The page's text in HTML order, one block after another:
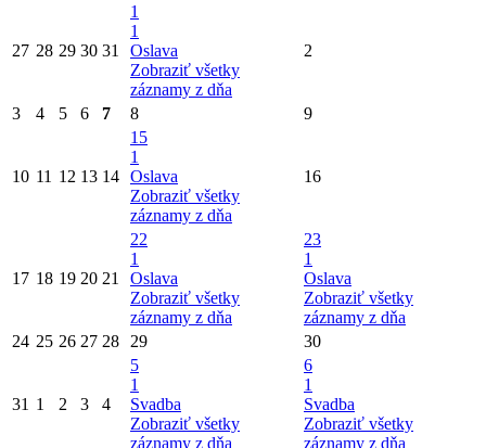
27 28 29 30 31
1
1
Oslava
Zobraziť všetky
záznamy z dňa
2
3 4 5 6 7 8 9
10 11 12 13 14
15
1
Oslava
Zobraziť všetky
záznamy z dňa
16
17 18 19 20 21
22
1
Oslava
Zobraziť všetky
záznamy z dňa
23
1
Oslava
Zobraziť všetky
záznamy z dňa
24 25 26 27 28 29 30
31 1 2 3 4
5
1
Svadba
Zobraziť všetky
záznamy z dňa
6
1
Svadba
Zobraziť všetky
záznamy z dňa